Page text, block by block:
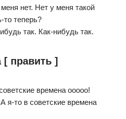
нет. Нет у меня такой
то теперь?
так. Как-нибудь так.
править ]
времена ооооо!
я-то в советские времена